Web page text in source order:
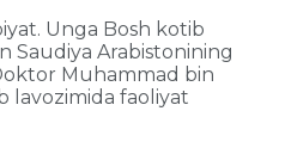
Unga Bosh kotib
Saudiya Arabistonining
Muhammad bin
lavozimida faoliyat